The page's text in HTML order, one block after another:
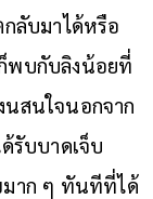
กลับมาได้หรือ
พบกับลิงน้อยที่
นสนใจนอกจาก
รับบาดเจ็บ
มาก ๆ ทันทีที่ได้